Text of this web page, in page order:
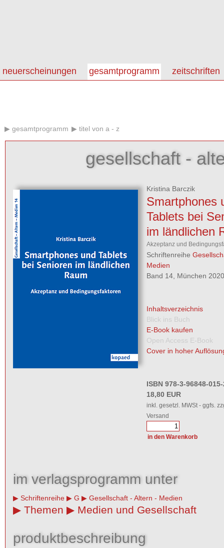
neuerscheinungen gesamtprogramm zeitschriften
gesamtprogramm titel von a - z
gesellschaft -
Kristina Barczik
Smartphones
Tablets bei
im ländlichen
Akzeptanz und
Schriftenreihe
Medien
Band 14, München
Inhaltsverzeichnis
Blick ins Buch
E-Book kaufen
Open Access E-Book
Cover in hoher
ISBN 978-3-96848-
18,80 EUR
inkl. gesetzl. MWSt - ggfs.
Versand
im verlagsprogramm unter
Schriftenreihe G Gesellschaft - Altern - Medien
Themen Medien und Gesellschaft
produktbeschreibung